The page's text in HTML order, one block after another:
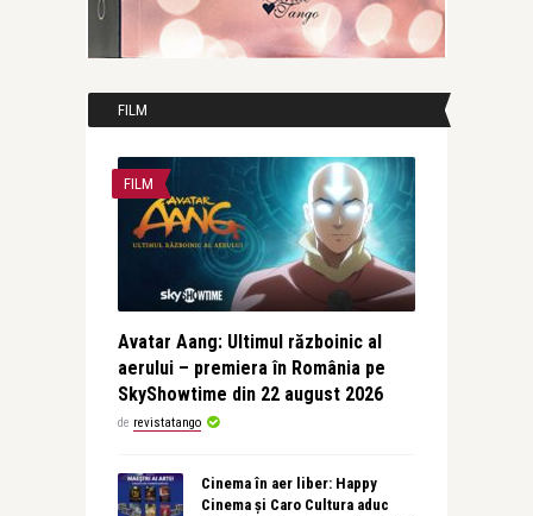
FILM
FILM
Avatar Aang: Ultimul războinic al
aerului – premiera în România pe
SkyShowtime din 22 august 2026
de revistatango
Cinema în aer liber: Happy
Cinema și Caro Cultura aduc